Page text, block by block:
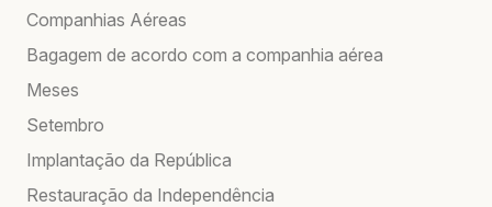
Companhias Aéreas
Bagagem de acordo com a companhia aérea
Meses
Setembro
Implantação da República
Restauração da Independência